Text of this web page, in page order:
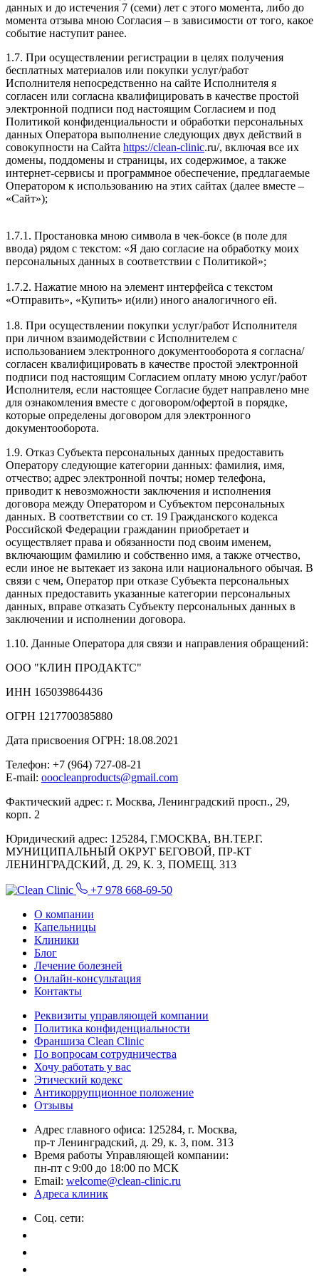
данных и до истечения 7 (семи) лет с этого момента, либо до
момента отзыва мною Согласия – в зависимости от того, какое
событие наступит ранее.
1.7. При осуществлении регистрации в целях получения
бесплатных материалов или покупки услуг/работ
Исполнителя непосредственно на сайте Исполнителя я
согласен или согласна квалифицировать в качестве простой
электронной подписи под настоящим Согласием и под
Политикой конфиденциальности и обработки персональных
данных Оператора выполнение следующих двух действий в
совокупности на Сайта https://clean-clinic.ru/, включая все их
домены, поддомены и страницы, их содержимое, а также
интернет-сервисы и программное обеспечение, предлагаемые
Оператором к использованию на этих сайтах (далее вместе –
«Сайт»);
1.7.1. Простановка мною символа в чек-боксе (в поле для
ввода) рядом с текстом: «Я даю согласие на обработку моих
персональных данных в соответствии с Политикой»;
1.7.2. Нажатие мною на элемент интерфейса с текстом
«Отправить», «Купить» и(или) иного аналогичного ей.
1.8. При осуществлении покупки услуг/работ Исполнителя
при личном взаимодействии с Исполнителем с
использованием электронного документооборота я согласна/
согласен квалифицировать в качестве простой электронной
подписи под настоящим Согласием оплату мною услуг/работ
Исполнителя, если настоящее Согласие будет направлено мне
для ознакомления вместе с договором/офертой в порядке,
которые определены договором для электронного
документооборота.
1.9. Отказ Субъекта персональных данных предоставить
Оператору следующие категории данных: фамилия, имя,
отчество; адрес электронной почты; номер телефона,
приводит к невозможности заключения и исполнения
договора между Оператором и Субъектом персональных
данных. В соответствии со ст. 19 Гражданского кодекса
Российской Федерации гражданин приобретает и
осуществляет права и обязанности под своим именем,
включающим фамилию и собственно имя, а также отчество,
если иное не вытекает из закона или национального обычая. В
связи с чем, Оператор при отказе Субъекта персональных
данных предоставить указанные категории персональных
данных, вправе отказать Субъекту персональных данных в
заключении и исполнении договора.
1.10. Данные Оператора для связи и направления обращений:
ООО "КЛИН ПРОДАКТС"
ИНН 165039864436
ОГРН 1217700385880
Дата присвоения ОГРН: 18.08.2021
Телефон: +7 (964) 727-08-21
E-mail: ooocleanproducts@gmail.com
Фактический адрес: г. Москва, Ленинградский просп., 29,
корп. 2
Юридический адрес: 125284, Г.МОСКВА, ВН.ТЕР.Г.
МУНИЦИПАЛЬНЫЙ ОКРУГ БЕГОВОЙ, ПР-КТ
ЛЕНИНГРАДСКИЙ, Д. 29, К. 3, ПОМЕЩ. 313
+7 978 668-69-50
О компании
Капельницы
Клиники
Блог
Лечение болезней
Онлайн-консультация
Контакты
Реквизиты управляющей компании
Политика конфиденциальности
Франшиза Clean Clinic
По вопросам сотрудничества
Хочу работать у вас
Этический кодекс
Антикоррупционное положение
Отзывы
Адрес главного офиса: 125284, г. Москва,
пр-т Ленинградский, д. 29, к. 3, пом. 313
Время работы Управляющей компании:
пн-пт с 9:00 до 18:00 по МСК
Email: welcome@clean-clinic.ru
Адреса клиник
Соц. сети: